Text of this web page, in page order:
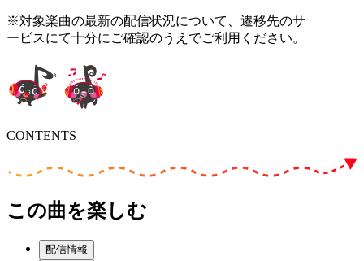
※対象楽曲の最新の配信状況について、遷移先のサ
ービスにて十分にご確認のうえでご利用ください。
CONTENTS
この曲を楽しむ
配信情報